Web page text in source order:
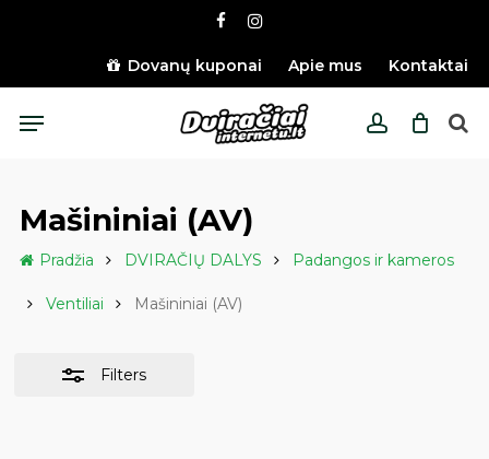
content
facebookinstagram
Dovanų kuponai Apie mus Kontaktai
account
Menu
Mašininiai (AV)
Pradžia DVIRAČIŲ DALYS Padangos ir kameros
Ventiliai Mašininiai (AV)
Filters
Filters